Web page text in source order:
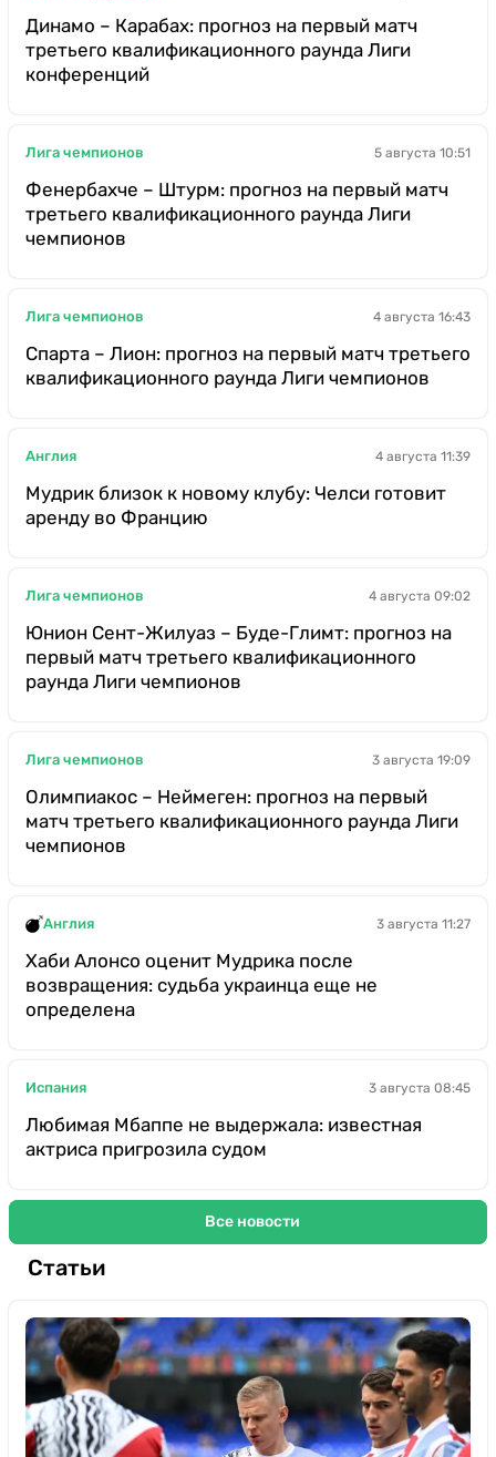
Динамо – Карабах: прогноз на первый матч
третьего квалификационного раунда Лиги
конференций
Лига чемпионов 5 августа 10:51
Фенербахче – Штурм: прогноз на первый матч
третьего квалификационного раунда Лиги
чемпионов
Лига чемпионов 4 августа 16:43
Спарта – Лион: прогноз на первый матч третьего
квалификационного раунда Лиги чемпионов
Англия 4 августа 11:39
Мудрик близок к новому клубу: Челси готовит
аренду во Францию
Лига чемпионов 4 августа 09:02
Юнион Сент-Жилуаз – Буде-Глимт: прогноз на
первый матч третьего квалификационного
раунда Лиги чемпионов
Лига чемпионов 3 августа 19:09
Олимпиакос – Неймеген: прогноз на первый
матч третьего квалификационного раунда Лиги
чемпионов
Англия 3 августа 11:27
Хаби Алонсо оценит Мудрика после
возвращения: судьба украинца еще не
определена
Испания 3 августа 08:45
Любимая Мбаппе не выдержала: известная
актриса пригрозила судом
Все новости
Статьи